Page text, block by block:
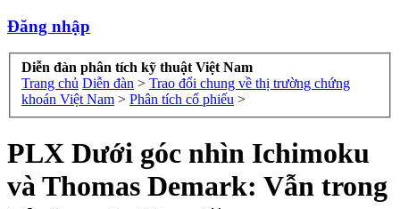
Đăng nhập
Diễn đàn phân tích kỹ thuật Việt Nam
Trang chủ Diễn đàn > Trao đổi chung về thị trường chứng
khoán Việt Nam > Phân tích cổ phiếu >
PLX Dưới góc nhìn Ichimoku
và Thomas Demark: Vẫn trong